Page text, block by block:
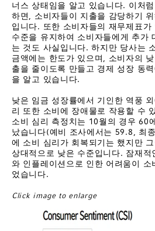
너스 상태임을 알고 있습니다. 이처
하면, 소비자들이 지출을 감당하기
입니다. 또한 소비자들의 재무제표
수준을 유지하여 소비자들에게 추가
는 것도 사실입니다. 하지만 당사는
금액에는 한도가 있으며, 소비자의
출을 줄이도록 만들고 경제 성장 동
을 알고 있습니다.
낮은 임금 성장률에서 기인한 역풍
리 또한 소비에 장애물로 작용할 수
소비 심리 측정치는 10월의 경우 60
났습니다(예비 조사에서는 59.8, 최
에 소비 심리가 회복되기는 했지만
상대적으로 낮은 수준입니다. 잠재적
와 인플레이션으로 인한 어려움이 소
었습니다.
Click image to enlarge